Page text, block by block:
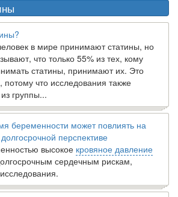
в мире принимают статины, но
что только 55% из тех, кому
статины, принимают их. Это
что исследования также
группы...
беременности может повлиять на
перспективе
высокое кровяное давление
сердечным рискам,